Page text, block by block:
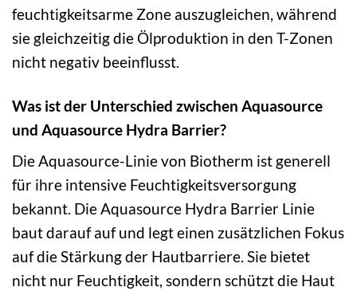
feuchtigkeitsarme Zone auszugleichen, während
sie gleichzeitig die Ölproduktion in den T-Zonen
nicht negativ beeinflusst.
Was ist der Unterschied zwischen Aquasource
und Aquasource Hydra Barrier?
Die Aquasource-Linie von Biotherm ist generell
für ihre intensive Feuchtigkeitsversorgung
bekannt. Die Aquasource Hydra Barrier Linie
baut darauf auf und legt einen zusätzlichen Fokus
auf die Stärkung der Hautbarriere. Sie bietet
nicht nur Feuchtigkeit, sondern schützt die Haut